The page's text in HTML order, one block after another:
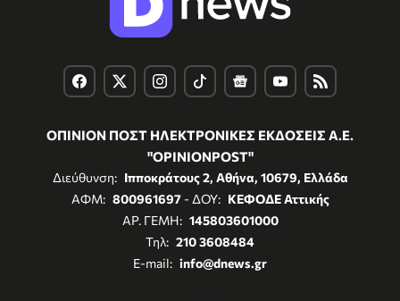
ΟΠΙΝΙΟΝ ΠΟΣΤ ΗΛΕΚΤΡΟΝΙΚΕΣ ΕΚΔΟΣΕΙΣ Α.Ε.
"OPINIONPOST"
Διεύθυνση: Ιπποκράτους 2, Αθήνα, 10679, Ελλάδα
ΑΦΜ: 800961697- ΔΟΥ: ΚΕΦΟΔΕ Αττικής
ΑΡ. ΓΕΜΗ: 145803601000
Τηλ: 210 3608484
E-mail: info@dnews.gr